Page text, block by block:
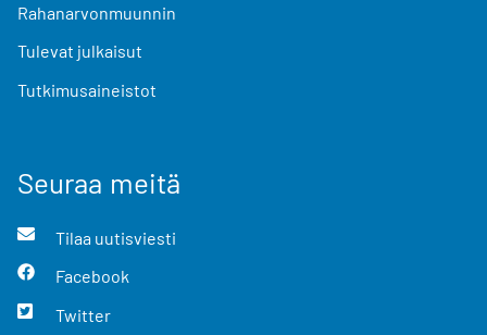
Rahanarvonmuunnin
Tulevat julkaisut
Tutkimusaineistot
Seuraa meitä
Tilaa uutisviesti
Facebook
Twitter